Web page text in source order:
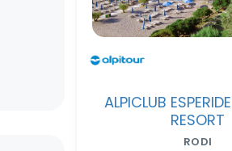
ALPICLUB
RESORT
RODI